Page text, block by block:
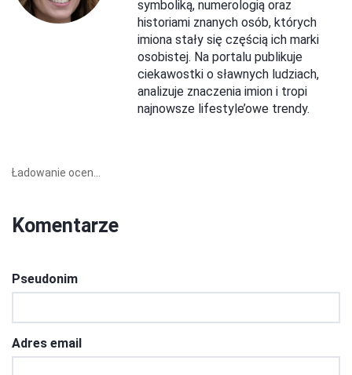
symboliką, numerologią oraz
historiami znanych osób, których
imiona stały się częścią ich marki
osobistej. Na portalu publikuje
ciekawostki o sławnych ludziach,
analizuje znaczenia imion i tropi
najnowsze lifestyle’owe trendy.
Ładowanie ocen...
Komentarze
Pseudonim
Adres email